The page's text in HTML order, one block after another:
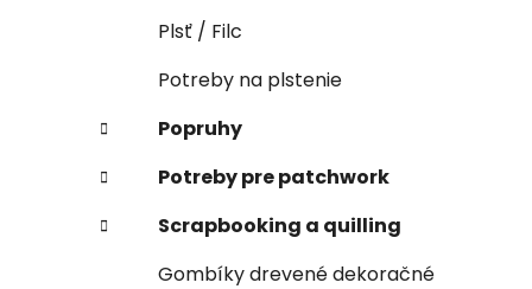
Plsť / Filc
Potreby na plstenie
Popruhy
Potreby pre patchwork
Scrapbooking a quilling
Gombíky drevené dekoračné